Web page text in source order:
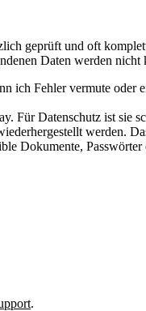
geprüft und oft
Daten werden nicht
ich Fehler vermute
Für Datenschutz ist sie
werden.
Dokumente,
.